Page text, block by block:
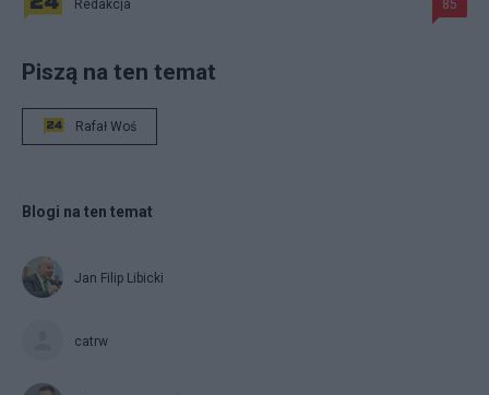
Redakcja 85
Piszą na ten temat
Rafał Woś
Blogi na ten temat
Jan Filip Libicki
catrw